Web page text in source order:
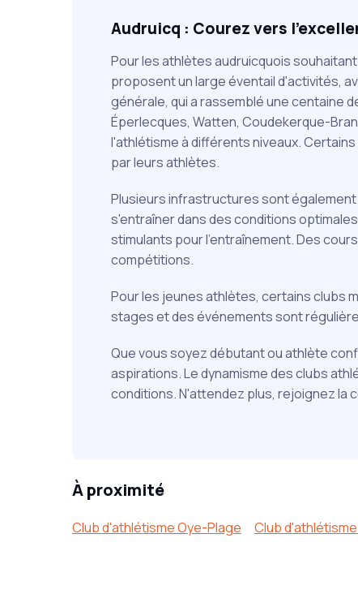
Audruicq : Courez vers
Pour les athlètes audruicquois
proposent un large éventail d'activités,
générale, qui a rassemblé une centaine
Éperlecques, Watten, Coudekerque-
l'athlétisme à différents niveaux.
par leurs athlètes.
Plusieurs infrastructures sont
s'entraîner dans des conditions
stimulants pour l'entraînement. Des
compétitions.
Pour les jeunes athlètes, certains clubs
stages et des événements sont
Que vous soyez débutant ou athlète
aspirations. Le dynamisme des clubs
conditions. N'attendez plus, rejoignez la
À proximité
Club d'athlétisme Oye-Plage Club